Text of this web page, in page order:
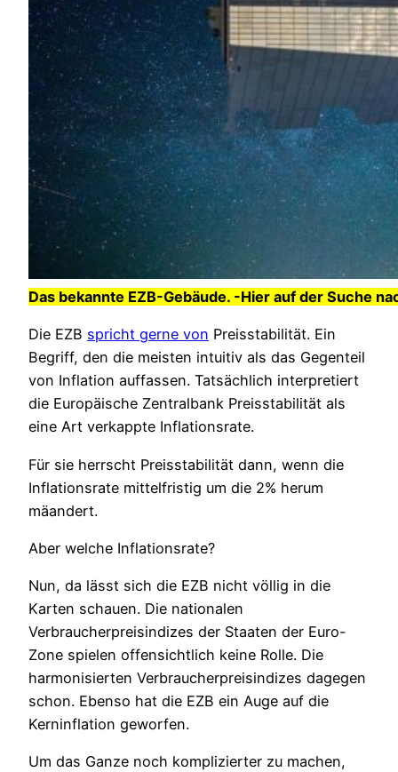
Das bekannte EZB-Gebäude. -Hier auf der Suche
Die EZB spricht gerne von Preisstabilität. Ein
Begriff, den die meisten intuitiv als das Gegenteil
von Inflation auffassen. Tatsächlich interpretiert
die Europäische Zentralbank Preisstabilität als
eine Art verkappte Inflationsrate.
Für sie herrscht Preisstabilität dann, wenn die
Inflationsrate mittelfristig um die 2% herum
mäandert.
Aber welche Inflationsrate?
Nun, da lässt sich die EZB nicht völlig in die
Karten schauen. Die nationalen
Verbraucherpreisindizes der Staaten der Euro-
Zone spielen offensichtlich keine Rolle. Die
harmonisierten Verbraucherpreisindizes dagegen
schon. Ebenso hat die EZB ein Auge auf die
Kerninflation geworfen.
Um das Ganze noch komplizierter zu machen,